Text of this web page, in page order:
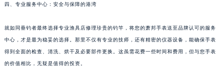
黑龙江省牡丹江市东安区太平路萧邦售后服务中心（需提前预约）
黑龙江省七台河市桃山区大同街萧邦售后服务中心（需提前预约）
黑龙江省齐齐哈尔市龙沙区龙华路萧邦售后服务中心（需提前预约）
四、专业服务中心：安全与保障的港湾
就如同垂钓者最终选择专业渔具店修理珍贵的钓竿，将您的萧邦手表送至品牌认可的服务
中心，才是最为稳妥的选择。那里不仅有专业的技师，还有精密的仪器设备，能确保手表
得到全面的检查、清洗、烘干及必要部件更换。这虽需花费一些时间和费用，但与您手表
的价值相比，无疑是值得的投资。